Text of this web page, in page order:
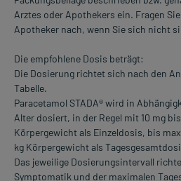
Arztes oder Apothekers ein. Fragen
Apotheker nach, wenn Sie sich nicht
Die empfohlene Dosis beträgt:
Die Dosierung richtet sich nach den
Tabelle.
Paracetamol STADA® wird in
Alter dosiert, in der Regel mit 10 mg
Körpergewicht als Einzeldosis, bis
kg Körpergewicht als
Das jeweilige Dosierungsintervall
Symptomatik und der maximalen